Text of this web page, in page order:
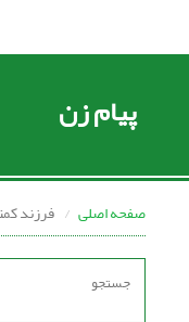
پیام زن
صفحه اصلی فرزند